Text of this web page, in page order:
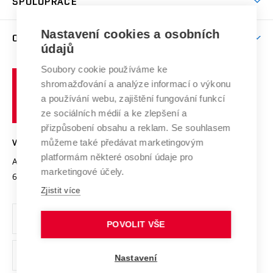
Brno
Celoživotní vzdělávání
E-přihláška
Závěrečné práce
Doktorské studium
Studium bez bariér
Podpora podnikání
Mezinárodní vědecká rada
Systém zajišťování kvality výzkumu
Výzkumné infrastruktury
Transfer znalostí
Open Science
Projekty
Projekty ze strukturálních fondů
Specifický výzkum
Zahraniční spolupráce
Spolupráce se školami
Služby univerzity
Mezinárodní dohody
Univerzitní sítě
O UNIVERZITĚ
Profil univerzity
Udržitelná univerzita
Podnikavá univerzita / ContriBUTe
Bezpečná univerzita
Vyznamenání
Organizační struktura
Ochrana osobních údajů
odkaz)
učení
technické
VYSOKÉ UČENÍ TECHNICKÉ V BRNĚ
Antonínská 548/1
602 00 Brno
www.vut.cz
vut@vutbr.cz
Nastavení cookies a osobních
údajů
Soubory cookie používáme ke
shromažďování a analýze informací o výkonu
a používání webu, zajištění fungování funkcí
ze sociálních médií a ke zlepšení a
přizpůsobení obsahu a reklam. Se souhlasem
můžeme také předávat marketingovým
platformám některé osobní údaje pro
marketingové účely.
Zjistit více
POVOLIT VŠE
Nastavení